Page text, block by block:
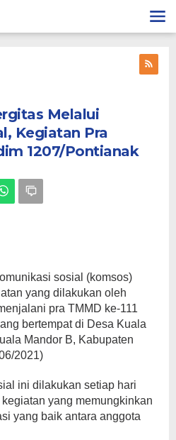
Melalui
Kegiatan Pra
1207/Pontianak
sosial (komsos)
yang dilakukan oleh
pra TMMD ke-111
bertempat di Desa Kuala
Mandor B, Kabupaten
2021)
ini dilakukan setiap hari
yang memungkinkan
yang baik antara anggota